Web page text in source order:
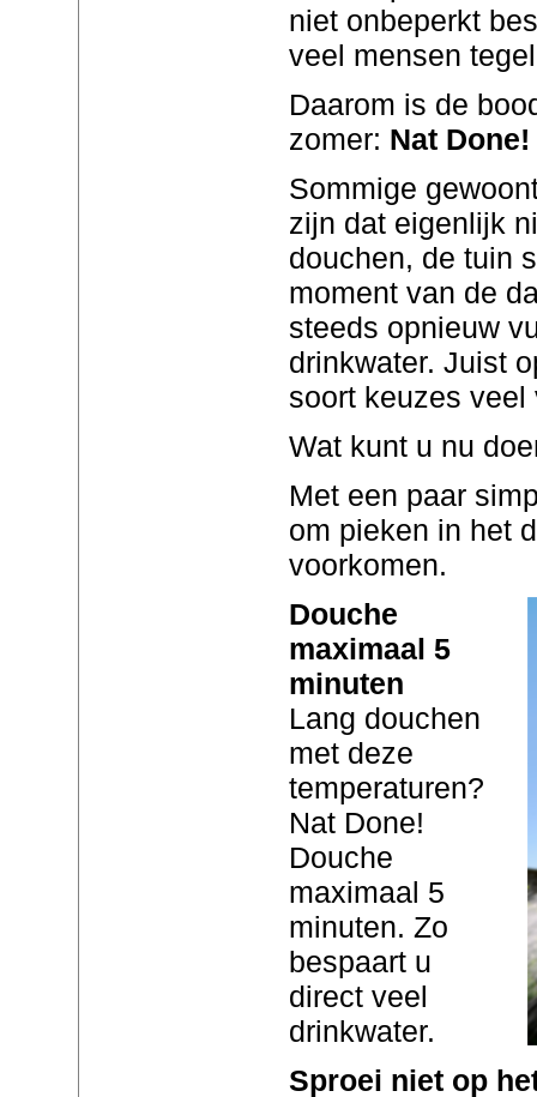
niet onbeperkt
veel mensen
Daarom is de
zomer: Nat Done!
Sommige
zijn dat eigenlijk
douchen, de tuin
moment van de
steeds opnieuw
drinkwater. Juist
soort keuzes veel
Wat kunt u nu
Met een paar
om pieken in het
voorkomen.
Douche
maximaal 5
minuten
Lang douchen
met deze
temperaturen?
Nat Done!
Douche
maximaal 5
minuten. Zo
bespaart u
direct veel
drinkwater.
Sproei niet op